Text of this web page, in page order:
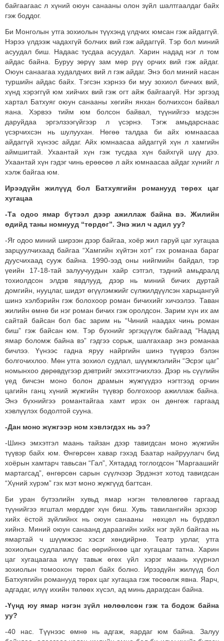
байгаагаас л хүний оюун санааны олон зүйл шалтгаалдаг байх
гэж боддог.
Би Монголын утга зохиолын түүхэнд үлдчих юмсан гэж айдаггүй.
Нэрээ үлдээж чадахгүй болчих вий гэж айдаггүй. Тэр бол миний
асуудал биш. Надаас тусдаа асуудал. Харин надад нэг л том
айдас байна. Буруу зөрүү зам мөр рүү орчих вий гэж айдаг.
Оюун санаагаа худалдчих вий л гэж айдаг. Энэ бол миний насан
туршийн айдас байх. Тэгсэн хэрнээ би муу зохиол биччих вий,
хүнд хэрэггүй юм хийчих вий гэж огт айж байгаагүй. Нэг эргээд
хартал Батхуяг оюун санааны хөгийн янхан болчихсон байвал
яана. Хэрвээ тийм юм болсон байвал, түүнийгээ мэдсэн
даруйдаа эргэлзээгүйгээр л үсэрнэ. Тэгж амьдарснаас
үсэрчихсэн нь шулуухан. Нөгөө талдаа би айх юмнаасаа
айдаггүй хүнээс айдаг. Айх юмнаасаа айдаггүй хүн л хамгийн
аймшигтай. Ухаантай хүн гэж тусдаа хүн байхгүй шүү дээ.
Ухаантай хүн гэдэг чинь ерөөсөө л айх юмнаасаа айдаг хүнийг л
хэлж байгаа юм.
Ирээдүйн жилүүд бол Батхуягийн романууд төрөх цаг
хугацаа
-Та одоо ямар бүтээл дээр ажиллаж байна вэ. Жилийн
өдийд таны номнууд “төрдөг”. Энэ жил ч адил уу?
-Яг одоо миний ширээн дээр байгаа, хоёр жил гаруй цаг хугацаа
зарцуулчихаад байгаа “Хамгийн хүйтэн хот” гэх романаа бараг
дуусчихаад сууж байна. 1990-ээд оны нийгмийн байдал, тэр
үеийн 17-18-тай залуучуудын хайр сэтгэл, тэдний амьдралд
тохиолдсон элдэв явдлууд, дээр нь миний бичих дуртай
домгийн, нууцлаг, шидэт өгүүлэмжийг сүлжилдүүлсэн харьцангуй
шинэ хэлбэрийн гэж болохоор роман бичихийг хичээлээ. Таван
жилийн өмнө би нэг роман бичих гэж оролдсон. Зарим хүн их ам
сайтай байсан бол бас зарим нь “Чиний наадах чинь роман
биш” гэж байсан юм. Тэр бүхнийг эргэцүүлж байгаад “Надад
ямар боломж байна вэ” гэдгээ сорьж, шалгахаар энэ романаа
бичлээ. Үүнээс гадна яруу найргийн шинэ түүврээ бэлэн
болгочихлоо. Мөн утга зохиол судлал, шүүмжлэлийн “Эсрэг цаг”
номынхоо дөрөвдүгээр дэвтрийг эмхэтгэчихлээ. Дээр нь сүүлийн
үед бичсэн моно болон драмын жүжгүүдээ нэгтгээд орчин
цагийн ганц хүний жүжгийн түүвэр болгохоор ажиллаж байна.
Энэ бүхнийгээ романтайгаа хамт ирэх он дөнгөж гаргаад
хэвлүүлэх бодолтой сууна.
-Дан моно жүжгээр ном хэвлэгдэх нь ээ?
-Шинэ эмхэтгэл маань тайзан дээр тавигдсан моно жүжгийн
түүвэр байх юм. Өнгөрсөн хавар гэхэд Баатар найруулагч бид
хоёрын хамтарч тавьсан “Гал”, Хятадад тоглогдсон “Маргаашийг
мартагсад”, өнгөрсөн сарын сүүлчээр Эрдэнэт хотод тавигдсан
“Хүний хүрэм” гэх мэт моно жүжгүүд багтсан.
Би уран бүтээлийн хувьд ямар нэгэн төлөвлөгөө гаргаад
түүнийгээ ягштал мөрддөг хүн биш. Хувь тавилангийн эрхээр
хийх ёстой зүйлийнх нь оюун санааны нөхцөл нь бүрдвэл
хийнэ. Миний оюун санаанд дараагийн хийх нэг зүйл байгаа нь
ямартай ч шүүмжээс хэсэг хөндийрнө. Театр урлаг, утга
зохиолын судлалаас бас өөрийнхөө цаг хугацааг татна. Харин
цаг хугацаагаа илүү тавьж өгөх үйл хэрэг маань хүүрнэл
зохиолын томоохон төрөл байх болно. Ирээдүйн жилүүд бол
Батхуягийн романууд төрөх цаг хугацаа гэж төсөөлж явна. Яарч,
адгадаг, илүү ихийн төлөөх хүсэл, ад минь дарагдсан байна.
-Үүнд юу ямар нэгэн зүйл нөлөөлсөн гэж та бодож байна
уу?
-40 нас. Түүнээс өмнө нь адгаж, яардаг юм байна. Залуу